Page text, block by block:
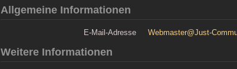
Allgemeine Informationen
E-Mail-Adresse Webmaster@Just-
Weitere Informationen